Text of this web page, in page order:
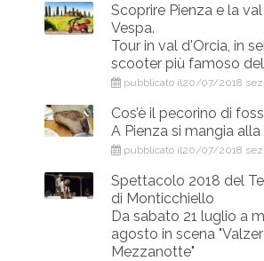
Scoprire Pienza e la
Vespa.
Tour in val d'Orcia, in
scooter più famoso
pubblicato il20/07/2018
Cos’è il pecorino di
A Pienza si mangia
pubblicato il20/07/2018
Spettacolo 2018 del
di Monticchiello
Da sabato 21 luglio a
agosto in scena
Mezzanotte"